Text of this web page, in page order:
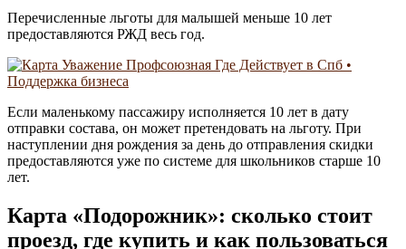
Перечисленные льготы для малышей меньше 10 лет
предоставляются РЖД весь год.
Если маленькому пассажиру исполняется 10 лет в дату
отправки состава, он может претендовать на льготу. При
наступлении дня рождения за день до отправления скидки
предоставляются уже по системе для школьников старше 10
лет.
Карта «Подорожник»: сколько стоит
проезд, где купить и как пользоваться